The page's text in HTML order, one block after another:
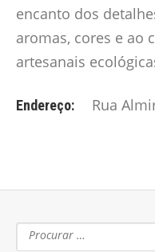
encanto dos
aromas, cores e ao
artesanais
por ti. A nossa loja
Endereço: Rua